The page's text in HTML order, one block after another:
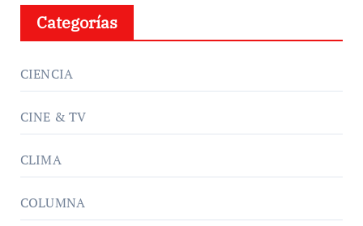
Categorías
CIENCIA
CINE & TV
CLIMA
COLUMNA